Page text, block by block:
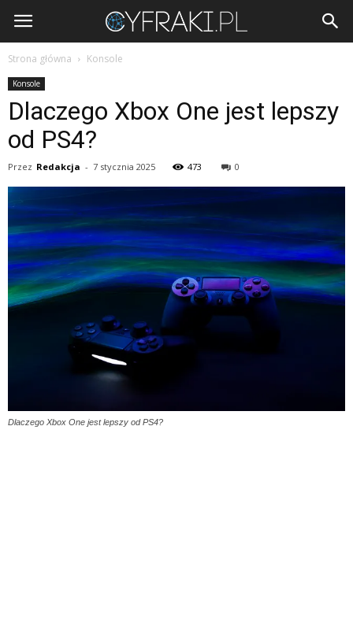
Cyfraki.pl
Strona główna Konsole
Konsole
Dlaczego Xbox One jest lepszy
od PS4?
Przez Redakcja - 7 stycznia 2025 473 0
Dlaczego Xbox One jest lepszy od PS4?